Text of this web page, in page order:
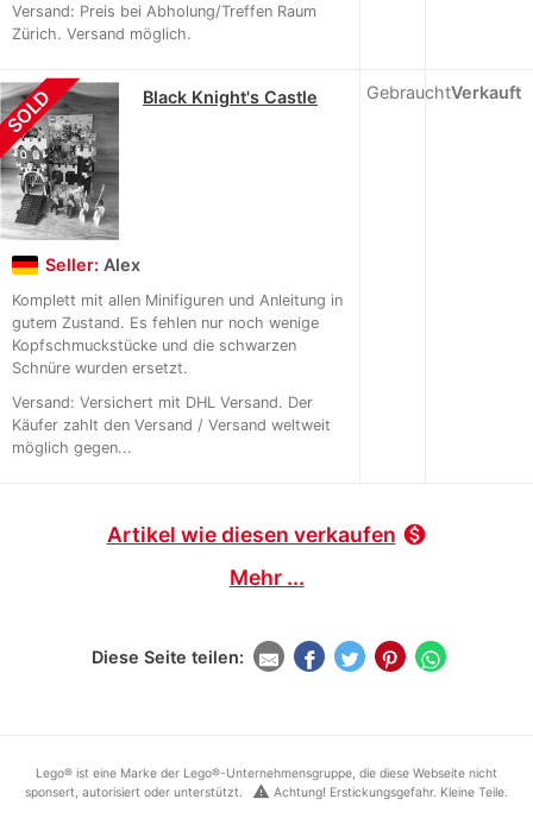
Versand: Preis bei Abholung/Treffen Raum
Zürich. Versand möglich.
SOLD Black Knight's Castle
Seller: Alex
Komplett mit allen Minifiguren und Anleitung in
gutem Zustand. Es fehlen nur noch wenige
Kopfschmuckstücke und die schwarzen
Schnüre wurden ersetzt.
Versand: Versichert mit DHL Versand. Der
Käufer zahlt den Versand / Versand weltweit
möglich gegen...
GebrauchtVerkauft
Artikel wie diesen verkaufen monetization_on
Mehr ...
Diese Seite teilen:
Lego® ist eine Marke der Lego®-Unternehmensgruppe, die diese Webseite nicht
sponsert, autorisiert oder unterstützt.
warning Achtung! Erstickungsgefahr. Kleine Teile.